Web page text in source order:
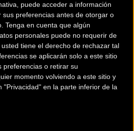
puede acceder a información
sus preferencias antes de otorgar o
Tenga en cuenta que algún
personales puede no requerir de
tiene el derecho de rechazar tal
se aplicarán solo a este sitio
preferencias o retirar su
momento volviendo a este sitio y
"Privacidad" en la parte inferior de la
importancia que nunca...
de la prueba, Manuel Tajada:
una Garmin Titan Desert muy
pasado de tener un paso de
esta edición”. Además, se ha
de la navegación y, para este
Garmin (toda ella sin tracks) y un